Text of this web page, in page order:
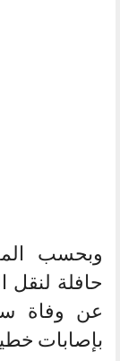
وبحسب
حافلة لنقل
عن وفاة
بإصابات